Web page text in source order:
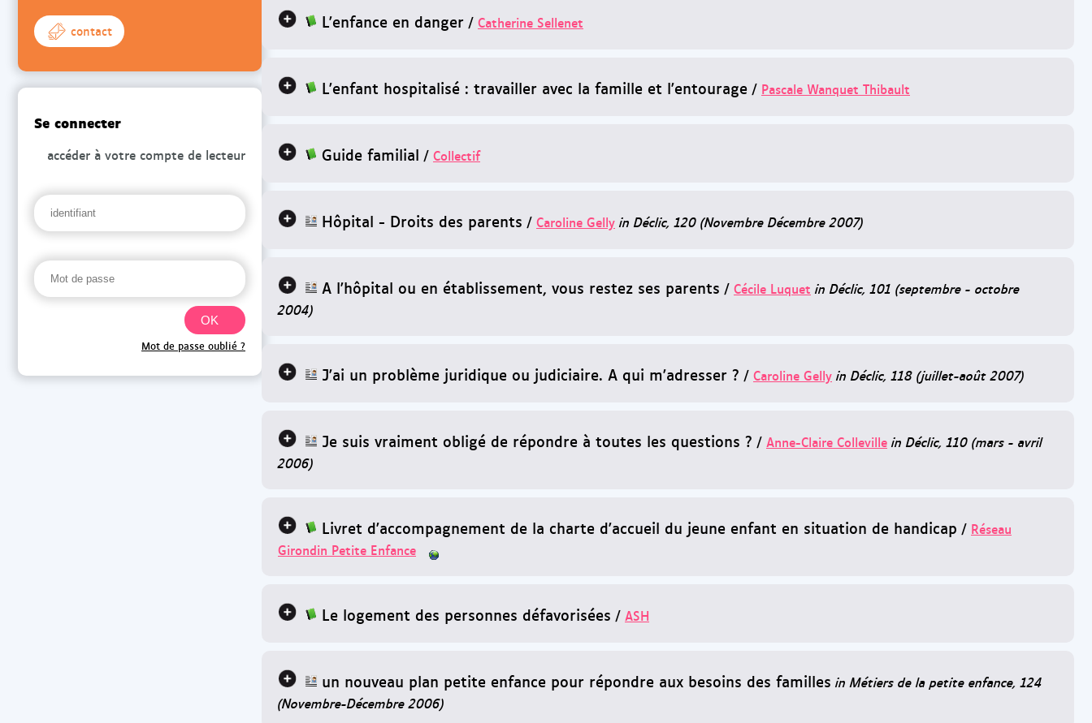
L'enfance en danger / Catherine Sellenet
L'enfant hospitalisé : travailler avec la famille et l'entourage / Pascale Wanquet Thibault
Guide familial / Collectif
Hôpital - Droits des parents / Caroline Gelly in Déclic, 120 (Novembre Décembre 2007)
A l'hôpital ou en établissement, vous restez ses parents / Cécile Luquet in Déclic, 101 (septembre - octobre
2004)
J'ai un problème juridique ou judiciaire. A qui m'adresser ? / Caroline Gelly in Déclic, 118 (juillet-août 2007)
Je suis vraiment obligé de répondre à toutes les questions ? / Anne-Claire Colleville in Déclic, 110 (mars - avril
2006)
Livret d'accompagnement de la charte d'accueil du jeune enfant en situation de handicap / Réseau
Girondin Petite Enfance
Le logement des personnes défavorisées / ASH
un nouveau plan petite enfance pour répondre aux besoins des familles in Métiers de la petite enfance, 124
(Novembre-Décembre 2006)
contact
Se connecter
accéder à votre compte de lecteur
Mot de passe oublié ?